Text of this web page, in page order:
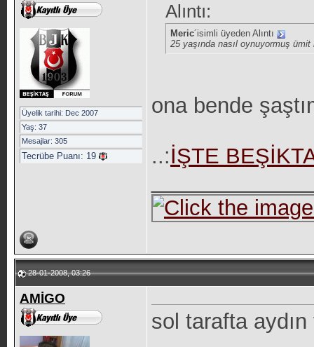
Üyelik tarihi: Dec 2007
Yaş: 37
Mesajlar: 305
Tecrübe Puanı: 19
Alıntı:
Meric´isimli üyeden Alıntı
25 yaşında nasıl oynuyormuş ümit
ona bende
..:İŞTE
28-01-2008, 03:26
AMİGO
sol tarafta